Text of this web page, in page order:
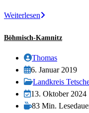
WeiterlesenOberkamnitz
Böhmisch-Kamnitz
Beitrags-
Autor:
Thomas
Beitrag
veröffentlicht:
6. Januar 2019
Beitrags-
Kategorie:
Landkreis
Beitrag
zuletzt
13. Oktober 2024
Lesedauer:
83 Min.